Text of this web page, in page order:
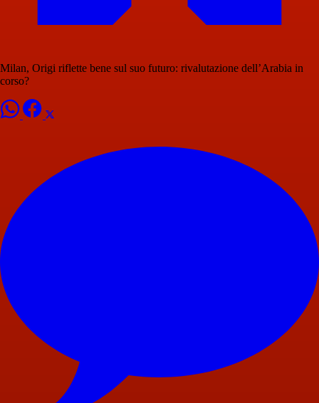
Milan, Origi riflette bene sul suo futuro: rivalutazione dell’Arabia in
corso?